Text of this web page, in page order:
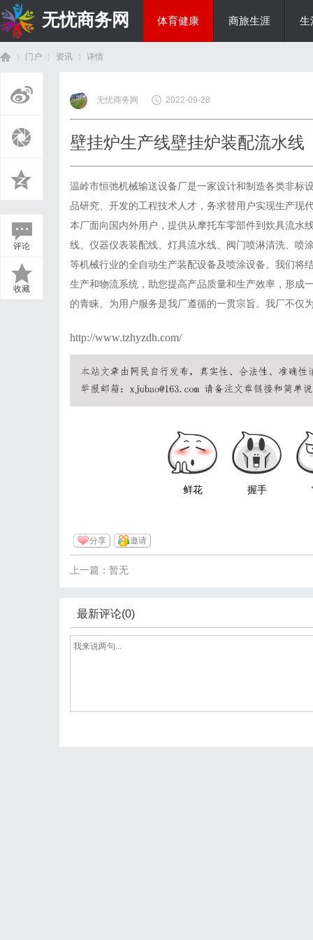
无忧商务网 体育健康 商旅生涯 生
门户 资讯
›
详情
评论
收藏
无忧商务网 2022-09-28
壁挂炉生产线壁挂炉装配流水线
温岭市恒弛机械输送设备厂是一家设计和制造各类非标
品研究、开发的工程技术人才，务求替用户实现生产现
本厂面向国内外用户，提供从摩托车零部件到炊具流水
线、仪器仪表装配线、灯具流水线、阀门喷淋清洗、喷
等机械行业的全自动生产装配设备及喷涂设备。我们将
生产和物流系统，助您提高产品质量和生产效率，形成
的青睐。为用户服务是我厂遵循的一贯宗旨。我厂不仅
http://www.tzhyzdh.com/
鲜花 握手
分享 邀请
上一篇：暂无
最新评论(0)